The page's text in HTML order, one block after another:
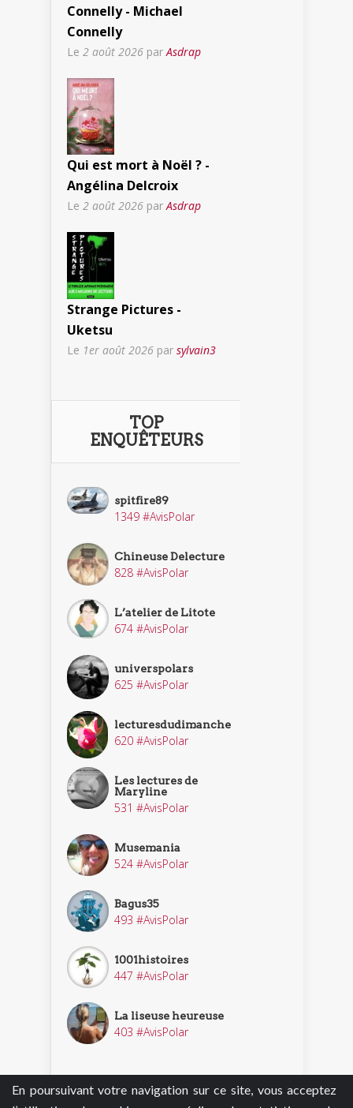
En poursuivant votre navigation sur ce site, vous acceptez
Connelly - Michael
Connelly
Le 2 août 2026 parAsdrap
Qui est mort à Noël ? -
Angélina Delcroix
Le 2 août 2026 par Asdrap
Strange Pictures -
Uketsu
Le 1er août 2026 par sylvain3
TOP
ENQUÊTEURS
spitfire89
1349 #AvisPolar
Chineuse Delecture
828 #AvisPolar
L’atelier de Litote
674 #AvisPolar
universpolars
625 #AvisPolar
lecturesdudimanche
620 #AvisPolar
Les lectures de
Maryline
531 #AvisPolar
Musemania
524 #AvisPolar
Bagus35
493 #AvisPolar
1001histoires
447 #AvisPolar
La liseuse heureuse
403 #AvisPolar
Découvrir nos enquêteurs